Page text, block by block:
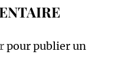
pour publier un